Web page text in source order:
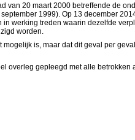
van 20 maart 2000 betreffende de
1999). Op 13 december
werking treden waarin dezelfde
worden.
is, maar dat dit geval per
overleg gepleegd met alle betrokken